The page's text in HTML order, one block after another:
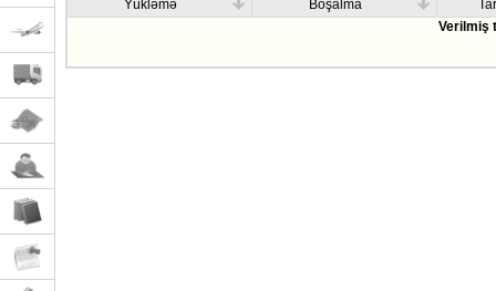
Yükləmə Boşalma
Verilmiş